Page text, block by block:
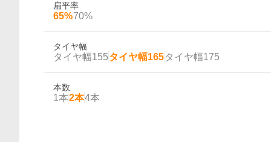
扁平率
65%70%
タイヤ幅
タイヤ幅155タイヤ幅165タイヤ幅175
本数
1本2本4本